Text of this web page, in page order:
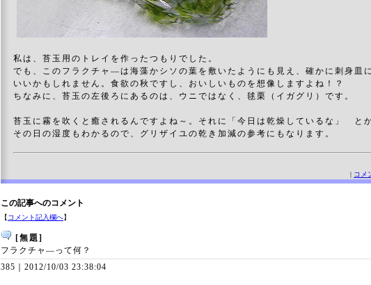
私は、苔玉用のトレイを作ったつもりでした。
でも、このフラクチャ―は海藻かシソの葉を敷いたようにも見え、確かに刺身皿
いいかもしれません。食欲の秋ですし、おいしいものを想像しますよね！？
ちなみに、苔玉の左後ろにあるのは、ウニではなく、毬栗（イガグリ）です。
苔玉に霧を吹くと癒されるんですよね～。それに「今日は乾燥しているな」 とか
その日の湿度もわかるので、グリザイユの乾き加減の参考にもなります。
| コメ
この記事へのコメント
【コメント記入欄へ】
[無題]
フラクチャ―って何？
385｜ 2012/10/03 23:38:04